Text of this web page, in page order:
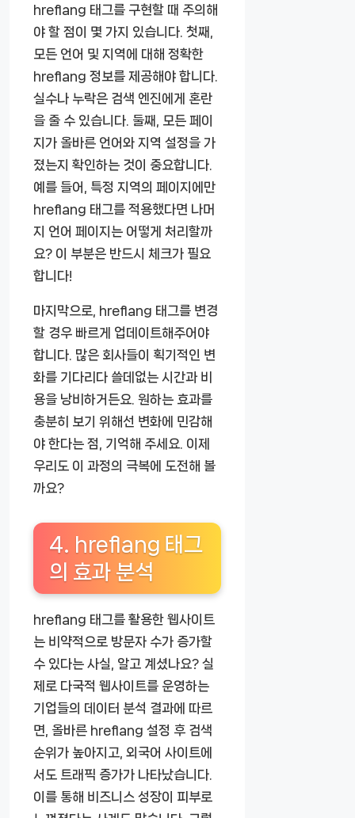
hreflang 태그를 구현할 때 주의해
야 할 점이 몇 가지 있습니다. 첫째,
모든 언어 및 지역에 대해 정확한
hreflang 정보를 제공해야 합니다.
실수나 누락은 검색 엔진에게 혼란
을 줄 수 있습니다. 둘째, 모든 페이
지가 올바른 언어와 지역 설정을 가
졌는지 확인하는 것이 중요합니다.
예를 들어, 특정 지역의 페이지에만
hreflang 태그를 적용했다면 나머
지 언어 페이지는 어떻게 처리할까
요? 이 부분은 반드시 체크가 필요
합니다!
마지막으로, hreflang 태그를 변경
할 경우 빠르게 업데이트해주어야
합니다. 많은 회사들이 획기적인 변
화를 기다리다 쓸데없는 시간과 비
용을 낭비하거든요. 원하는 효과를
충분히 보기 위해선 변화에 민감해
야 한다는 점, 기억해 주세요. 이제
우리도 이 과정의 극복에 도전해 볼
까요?
4. hreflang 태그
의 효과 분석
hreflang 태그를 활용한 웹사이트
는 비약적으로 방문자 수가 증가할
수 있다는 사실, 알고 계셨나요? 실
제로 다국적 웹사이트를 운영하는
기업들의 데이터 분석 결과에 따르
면, 올바른 hreflang 설정 후 검색
순위가 높아지고, 외국어 사이트에
서도 트래픽 증가가 나타났습니다.
이를 통해 비즈니스 성장이 피부로